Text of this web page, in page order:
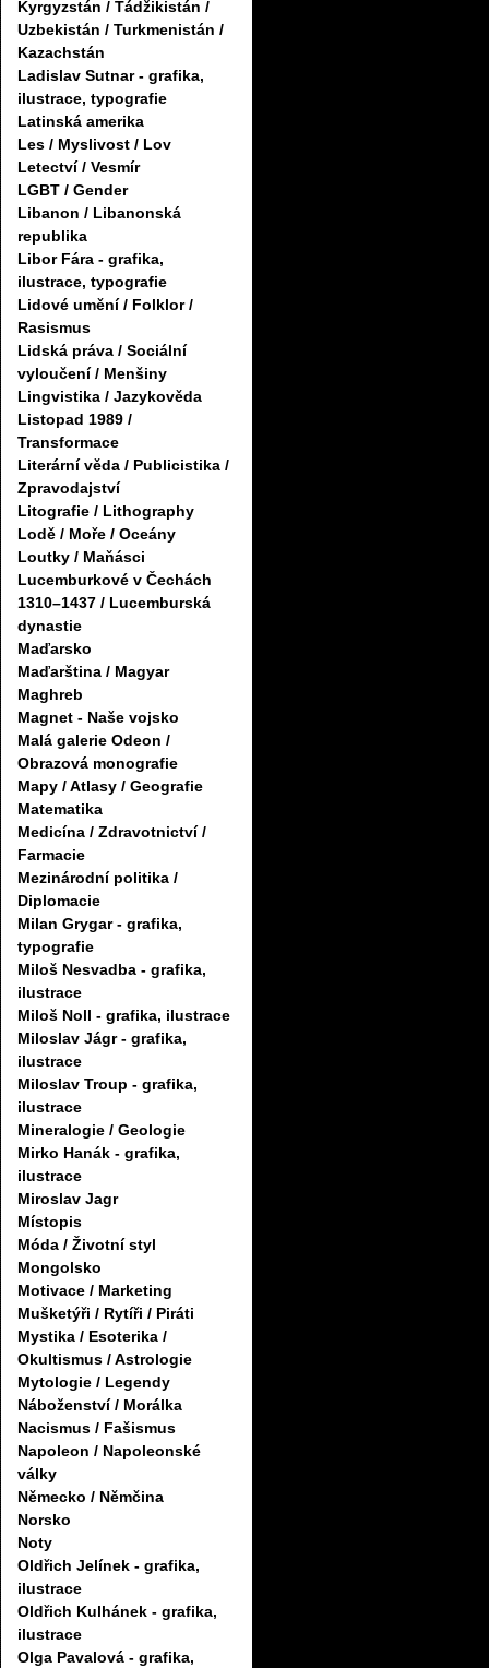
Kyrgyzstán / Tádžikistán /
Uzbekistán / Turkmenistán /
Kazachstán
Ladislav Sutnar - grafika,
ilustrace, typografie
Latinská amerika
Les / Myslivost / Lov
Letectví / Vesmír
LGBT / Gender
Libanon / Libanonská
republika
Libor Fára - grafika,
ilustrace, typografie
Lidové umění / Folklor /
Rasismus
Lidská práva / Sociální
vyloučení / Menšiny
Lingvistika / Jazykověda
Listopad 1989 /
Transformace
Literární věda / Publicistika /
Zpravodajství
Litografie / Lithography
Lodě / Moře / Oceány
Loutky / Maňásci
Lucemburkové v Čechách
1310–1437 / Lucemburská
dynastie
Maďarsko
Maďarština / Magyar
Maghreb
Magnet - Naše vojsko
Malá galerie Odeon /
Obrazová monografie
Mapy / Atlasy / Geografie
Matematika
Medicína / Zdravotnictví /
Farmacie
Mezinárodní politika /
Diplomacie
Milan Grygar - grafika,
typografie
Miloš Nesvadba - grafika,
ilustrace
Miloš Noll - grafika, ilustrace
Miloslav Jágr - grafika,
ilustrace
Miloslav Troup - grafika,
ilustrace
Mineralogie / Geologie
Mirko Hanák - grafika,
ilustrace
Miroslav Jagr
Místopis
Móda / Životní styl
Mongolsko
Motivace / Marketing
Mušketýři / Rytíři / Piráti
Mystika / Esoterika /
Okultismus / Astrologie
Mytologie / Legendy
Náboženství / Morálka
Nacismus / Fašismus
Napoleon / Napoleonské
války
Německo / Němčina
Norsko
Noty
Oldřich Jelínek - grafika,
ilustrace
Oldřich Kulhánek - grafika,
ilustrace
Olga Pavalová - grafika,